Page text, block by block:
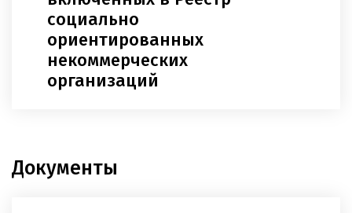
социально
ориентированных
некоммерческих
организаций
Документы